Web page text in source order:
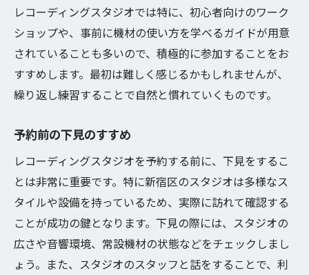
レコーディングスタジオでは特に、初心者向けのワーク
ショップや、事前に機材の使い方を学べるガイドが用意
されていることも多いので、積極的に参加することをお
すすめします。最初は難しく感じるかもしれませんが、
繰り返し練習することで自然と慣れていくものです。
予約前の下見のすすめ
レコーディングスタジオを予約する前に、下見をするこ
とは非常に重要です。特に新宿区のスタジオは多様なス
タイルや設備を持っているため、実際に訪れて確認する
ことが成功の鍵となります。下見の際には、スタジオの
広さや音響環境、常設機材の状態などをチェックしまし
ょう。また、スタジオのスタッフと話をすることで、利